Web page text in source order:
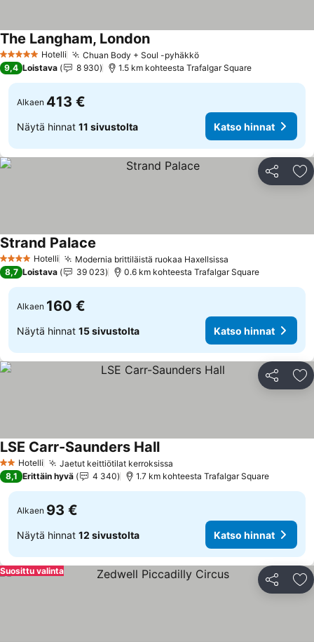
5 Tähtiluokitus
Hotelli Chuan Body + Soul -pyhäkköKatso hinnat
The Langham, LondonKatso hinnat
9,4 Loistava 8 930 1.5 km kohteesta Trafalgar Square
Alkaen 413 €
Näytä hinnat 11 sivustolta Katso hinnat
Jaa
4 Tähtiluokitus
Hotelli Modernia brittiläistä ruokaa Haxellsissa
Strand Palace
8,7 Loistava 39 023 0.6 km kohteesta Trafalgar Square
Alkaen 160 €
Näytä hinnat 15 sivustolta Katso hinnat
Jaa
2 Tähtiluokitus
Hotelli Jaetut keittiötilat kerroksissa
LSE Carr-Saunders HallKatso hinnat
8,1 Erittäin hyvä 4 340 1.7 km kohteesta Trafalgar Square
Alkaen 93 €
Näytä hinnat 12 sivustolta Katso hinnat
Jaa
Suosittu valinta